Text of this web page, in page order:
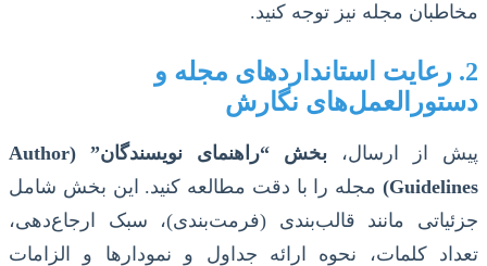
مخاطبان مجله نیز توجه کنید.
2. رعایت استانداردهای مجله و
دستورالعمل‌های نگارش
پیش از ارسال،
بخش “راهنمای نویسندگان” (Author
Guidelines)
مجله را با دقت مطالعه کنید. این بخش شامل
جزئیاتی مانند قالب‌بندی (فرمت‌بندی)، سبک ارجاع‌دهی،
تعداد کلمات، نحوه ارائه جداول و نمودارها و الزامات